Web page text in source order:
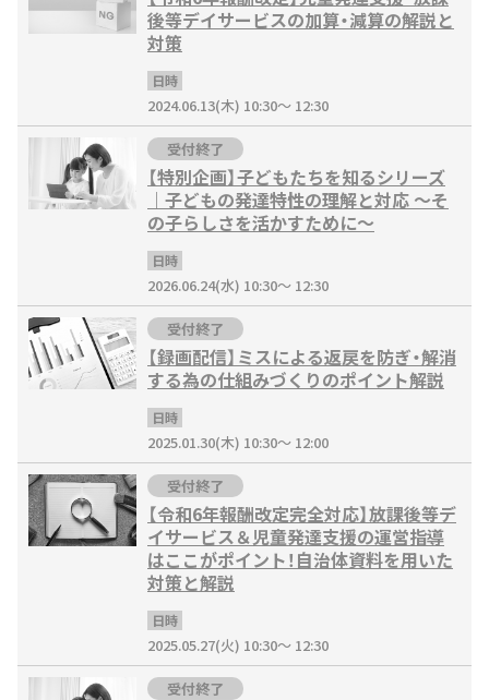
後等デイサービスの加算・減算の解説と
対策
日時
2024.06.13(木) 10:30～ 12:30
受付終了
【特別企画】子どもたちを知るシリーズ
｜子どもの発達特性の理解と対応 ～そ
の子らしさを活かすために～
日時
2026.06.24(水) 10:30～ 12:30
受付終了
【録画配信】ミスによる返戻を防ぎ・解消
する為の仕組みづくりのポイント解説
日時
2025.01.30(木) 10:30～ 12:00
受付終了
【令和6年報酬改定完全対応】放課後等デ
イサービス＆児童発達支援の運営指導
はここがポイント！自治体資料を用いた
対策と解説
日時
2025.05.27(火) 10:30～ 12:30
受付終了